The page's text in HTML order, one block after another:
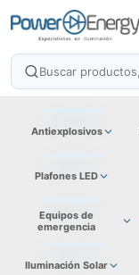
Antiexplosivos
Plafones LED
Equipos de
emergencia
Iluminación Solar